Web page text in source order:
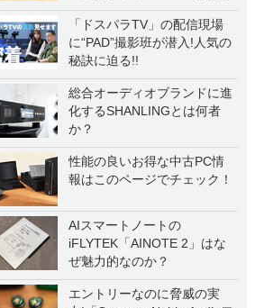
「ドスパラTV」の配信現場
に“PAD”撮影班が潜入!人気の
秘訣に迫る!!
総合オーディオブランドに進
化するSHANLINGとは何者
か？
性能の良いお得な中古PC情
報はこのページでチェック！
AIスマートノートの
iFLYTEK「AINOTE 2」はな
ぜ魅力的なのか？
エントリーなのに脅威の実